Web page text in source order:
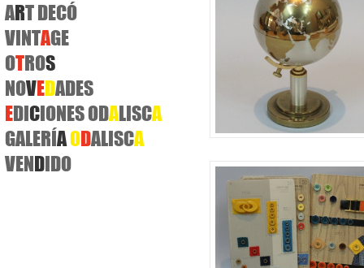
ART DECÓ
VINTAGE
OTROS
NOVEDADES
EDICIONESODALISCA
GALERÍAODALISCA
VENDIDO